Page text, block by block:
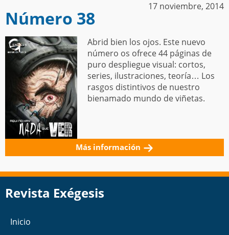
Número 38
17 noviembre, 2014
Abrid bien los ojos. Este nuevo
número os ofrece 44 páginas de
puro despliegue visual: cortos,
series, ilustraciones, teoría… Los
rasgos distintivos de nuestro
bienamado mundo de viñetas.
Más información
Revista Exégesis
Inicio